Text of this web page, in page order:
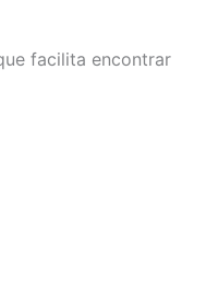
facilita encontrar